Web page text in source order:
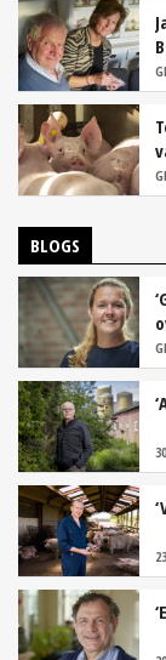
BLOGS